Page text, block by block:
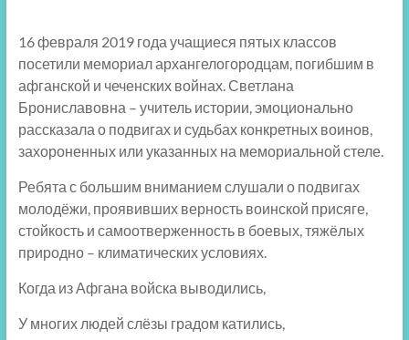
16 февраля 2019 года учащиеся пятых классов
посетили мемориал архангелогородцам, погибшим в
афганской и чеченских войнах. Светлана
Брониславовна – учитель истории, эмоционально
рассказала о подвигах и судьбах конкретных воинов,
захороненных или указанных на мемориальной стеле.
Ребята с большим вниманием слушали о подвигах
молодёжи, проявивших верность воинской присяге,
стойкость и самоотверженность в боевых, тяжёлых
природно – климатических условиях.
Когда из Афгана войска выводились,
У многих людей слёзы градом катились,